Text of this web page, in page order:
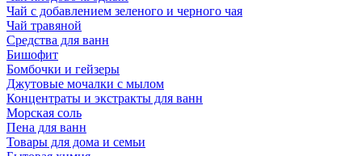
Чай с добавлением зеленого и черного чая
Чай травяной
Средства для ванн
Бишофит
Бомбочки и гейзеры
Джутовые мочалки с мылом
Концентраты и экстракты для ванн
Морская соль
Пена для ванн
Товары для дома и семьи